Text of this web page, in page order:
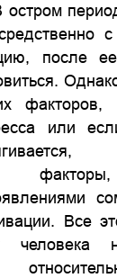
остром
после
факторов,
или
Все